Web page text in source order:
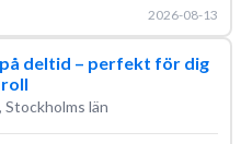
2026-08-13
deltid – perfekt för dig
Stockholms län